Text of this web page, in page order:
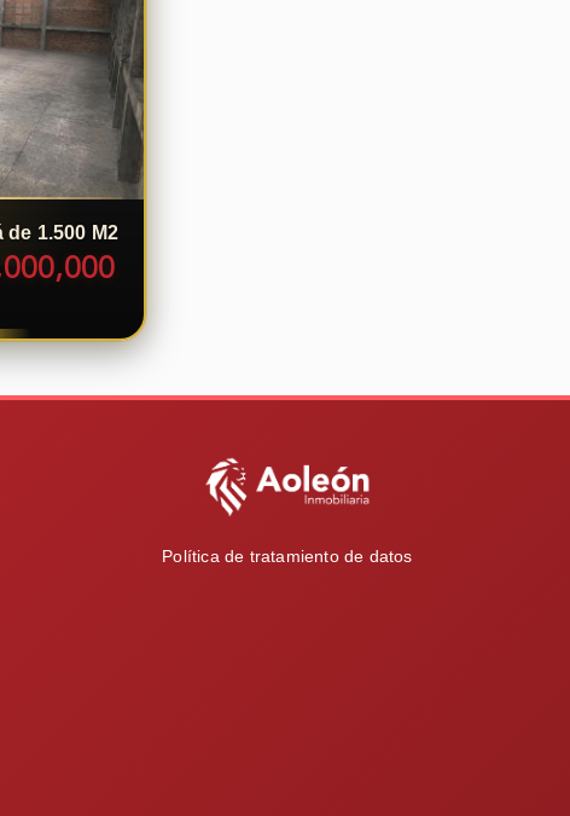
1.500 M2
Política de tratamiento de datos